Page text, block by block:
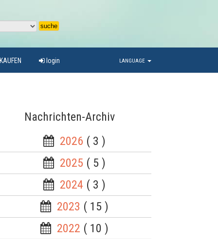
LANGUAGE
login
Nachrichten-Archiv
2026 ( 3 )
2025 ( 5 )
2024 ( 3 )
2023 ( 15 )
2022 ( 10 )